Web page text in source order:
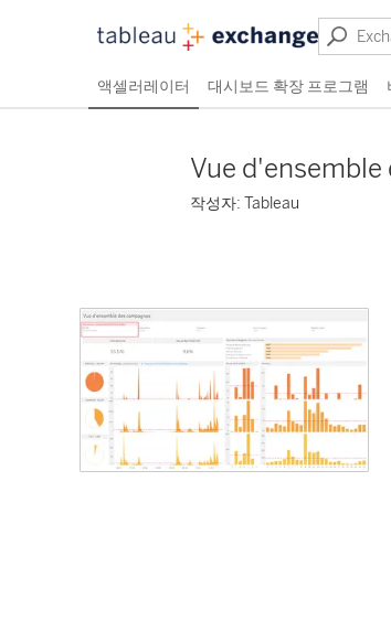
액셀러레이터 대시보드 확장 프로그램
Vue
작성자: Tableau